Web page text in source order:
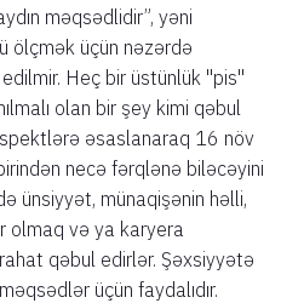
məqsədlidir”, yəni
ölçmək üçün nəzərdə
Heç bir üstünlük "pis"
olan bir şey kimi qəbul
əsaslanaraq 16 növ
necə fərqlənə biləcəyini
ünsiyyət, münaqişənin həlli,
olmaq və ya karyera
qəbul edirlər. Şəxsiyyətə
üçün faydalıdır.